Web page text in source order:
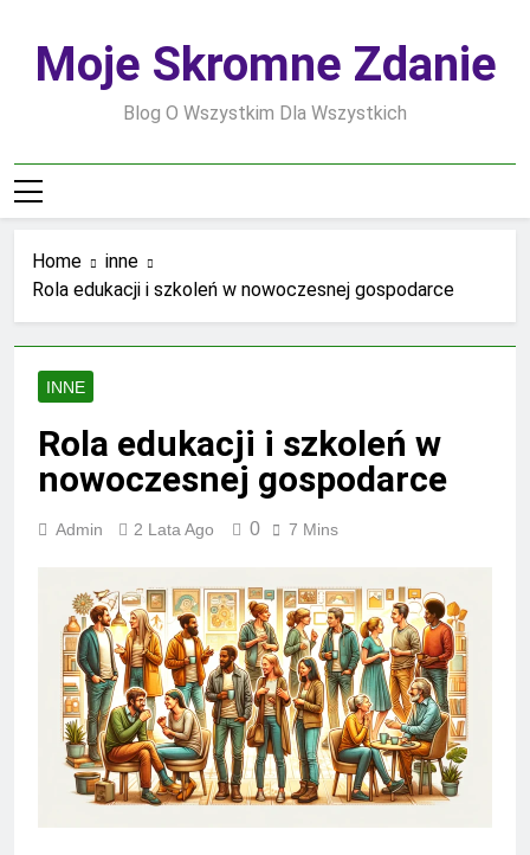
contentMoje Skromne Zdanie
Blog O Wszystkim Dla Wszystkich
Home
inne
Rola edukacji i szkoleń w nowoczesnej gospodarce
INNE
Rola edukacji i szkoleń w
nowoczesnej gospodarce
Admin 2 Lata Ago 0 7 Mins